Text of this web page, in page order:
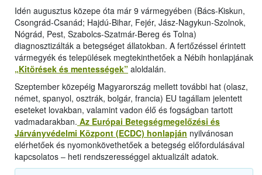
Idén augusztus közepe óta már 9 vármegyében (Bács-Kiskun,
Csongrád-Csanád; Hajdú-Bihar, Fejér, Jász-Nagykun-Szolnok,
Nógrád, Pest, Szabolcs-Szatmár-Bereg és Tolna)
diagnosztizálták a betegséget állatokban. A fertőzéssel érintett
vármegyék és települések megtekinthetőek a Nébih honlapjának
„Kitörések és mentességek” aloldalán.
Szeptember közepéig Magyarország mellett további hat (olasz,
német, spanyol, osztrák, bolgár, francia) EU tagállam jelentett
eseteket lovakban, valamint vadon élő és fogságban tartott
vadmadarakban. Az Európai Betegségmegelőzési és
Járványvédelmi Központ (ECDC) honlapján nyilvánosan
elérhetőek és nyomonkövethetőek a betegség előfordulásával
kapcsolatos ‒ heti rendszerességgel aktualizált adatok.